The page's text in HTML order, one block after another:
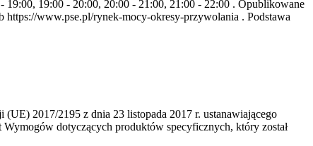
19:00, 19:00 - 20:00, 20:00 - 21:00, 21:00 - 22:00 . Opublikowane
www.pse.pl/rynek-mocy-okresy-przywolania . Podstawa
2017/2195 z dnia 23‍ listopada 2017 r. ustanawiającego
dotyczących produktów specyficznych, który został